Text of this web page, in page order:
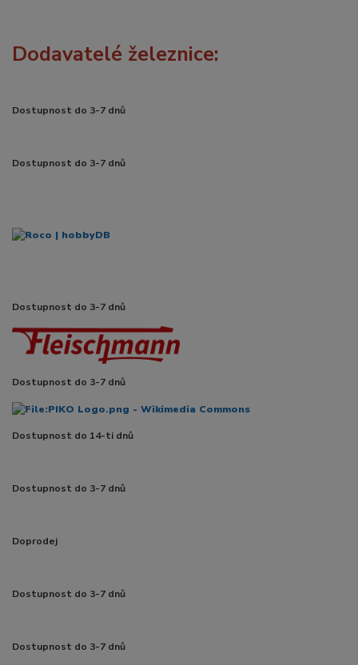
Dodavatelé železnice:
Dostupnost do 3-7 dnů
Dostupnost do 3-7 dnů
Dostupnost do 3-7 dnů
Dostupnost do 3-7 dnů
Dostupnost do 14-ti dnů
Dostupnost do 3-7 dnů
Doprodej
Dostupnost do 3-7 dnů
Dostupnost do 3-7 dnů